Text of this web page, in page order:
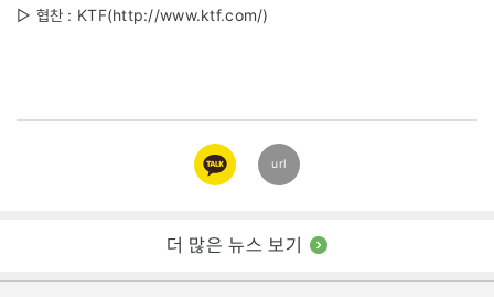
▷ 협찬 : KTF(http://www.ktf.com/)
카카오
링크
url
더 많은 뉴스 보기